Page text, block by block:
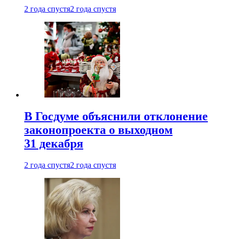
2 года спустя2 года спустя
В Госдуме объяснили отклонение
законопроекта о выходном
31 декабря
2 года спустя2 года спустя